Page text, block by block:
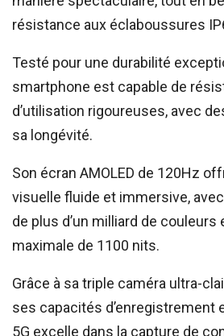
résistance aux éclaboussures
Testé pour une durabilité
smartphone est capable de
d’utilisation rigoureuses, avec
sa longévité.
Son écran AMOLED de 120Hz
visuelle fluide et immersive,
de plus d’un milliard de
maximale de 1100 nits.
Grâce à sa triple caméra ultra-
ses capacités d’enregistrement
5G excelle dans la capture de